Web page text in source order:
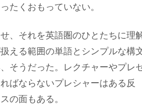
たくおもっていない。
、それを英語圏のひとたちに理
える範囲の単語とシンプルな構
そうだった。レクチャーやプレ
ばならないプレシャーはある反
の面もある。